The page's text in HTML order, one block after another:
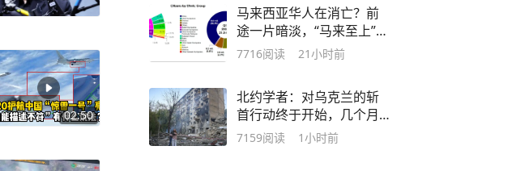
02:50
马来西亚华人在消亡？前
途一片暗淡，“马来至上”国
策背锅？
7716阅读 21小时前
北约学者：对乌克兰的斩
首行动终于开始，几个月
内乌将投降
7159阅读 1小时前